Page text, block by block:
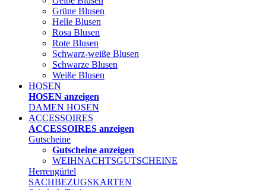
Grüne Blusen
Helle Blusen
Rosa Blusen
Rote Blusen
Schwarz-weiße Blusen
Schwarze Blusen
Weiße Blusen
HOSEN
HOSEN anzeigen
DAMEN HOSEN
ACCESSOIRES
ACCESSOIRES anzeigen
Gutscheine
Gutscheine anzeigen
WEIHNACHTSGUTSCHEINE
Herrengürtel
SACHBEZUGSKARTEN